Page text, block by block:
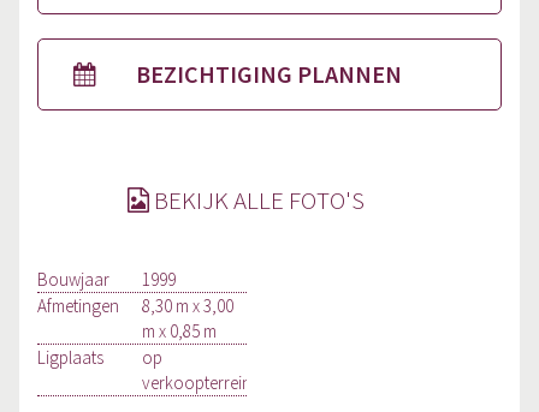
BEZICHTIGING PLANNEN
BEKIJK ALLE FOTO'S
Bouwjaar
1999
Afmetingen
8,30 m x 3,00
m x 0,85 m
Ligplaats
op
verkoopterrein